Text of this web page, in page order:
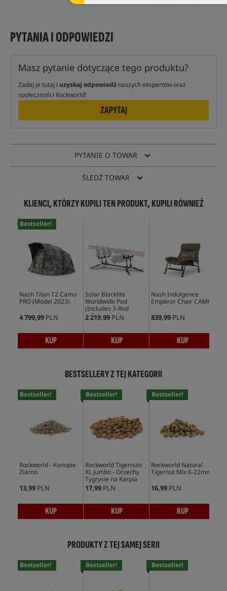
PYTANIA I ODPOWIEDZI
Masz pytanie dotyczące tego produktu?
Zadaj je tutaj i uzyskaj odpowiedź naszych ekspertów oraz
społeczności Rockworld!
ZAPYTAJ
PYTANIE O TOWAR
ŚLEDŹ TOWAR
KLIENCI, KTÓRZY KUPILI TEN PRODUKT, KUPILI RÓWNIEŻ
Bestseller!
Nash Titan T2 Camo
PRO (Model 2023)
4 799,99 PLN
KUP
Solar Blacklite
Worldwide Pod
(Includes 3-Rod
Adjustable Buzz Bars)
2 219,99 PLN
KUP
Nash Indulgence
Emperor Chair CAMO
839,99 PLN
KUP
BESTSELLERY Z TEJ KATEGORII
Bestseller!
Rockworld - Konopie
Ziarno
13,99 PLN
KUP
Bestseller!
Rockworld Tigernuts
XL Jumbo - Orzechy
Tygrysie na Karpia
17,99 PLN
KUP
Bestseller!
Rockworld Natural
Tigernut Mix 6-22mm
16,99 PLN
KUP
PRODUKTY Z TEJ SAMEJ SERII
Bestseller! Bestseller! Bestseller!